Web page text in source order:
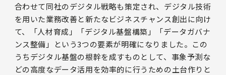
合わせて同社のデジタル戦略も策定され、デジタル技術
を用いた業務改善と新たなビジネスチャンス創出に向け
て、「人材育成」「デジタル基盤構築」「データガバナ
ンス整備」という3つの要素が明確になりました。この
うちデジタル基盤の根幹を成すものとして、事象予測な
どの高度なデータ活用を効率的に行うための土台作りと